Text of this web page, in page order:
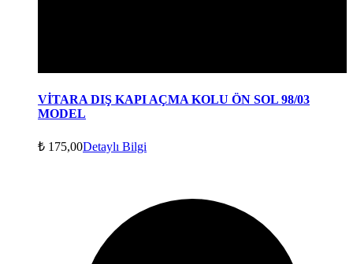
VİTARA DIŞ KAPI AÇMA KOLU ÖN SOL 98/03
MODEL
₺ 175,00Detaylı Bilgi